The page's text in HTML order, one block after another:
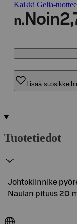
Kaikki Gelia-
n. Noin
Lisää
Tuotetiedot
Johtokiinnike
Naulan pituus 20